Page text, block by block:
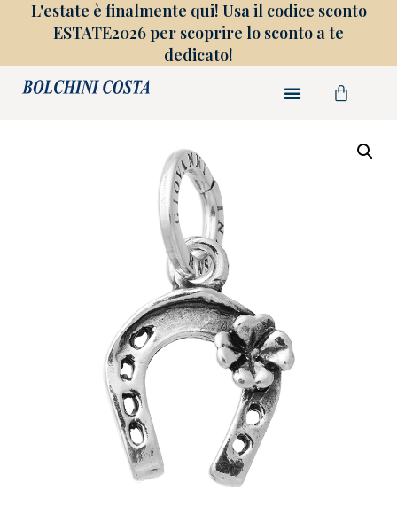
L'estate è finalmente qui! Usa il codice sconto
ESTATE2026 per scoprire lo sconto a te
dedicato!